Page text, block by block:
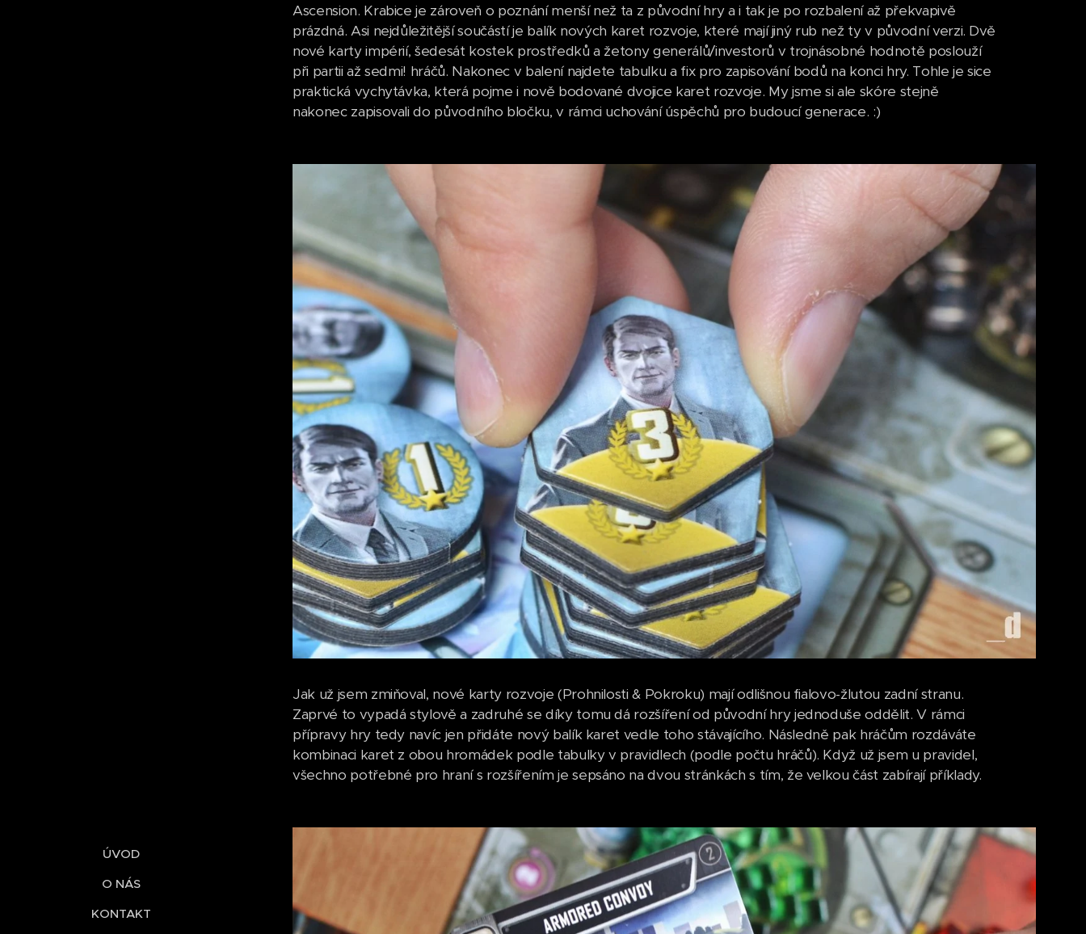
ÚVOD
O NÁS
KONTAKT
Ascension. Krabice je zároveň o poznání menší než ta z původní hry a i tak je po rozbalení až překvapivě
prázdná. Asi nejdůležitější součástí je balík nových karet rozvoje, které mají jiný rub než ty v původní verzi. Dvě
nové karty impérií, šedesát kostek prostředků a žetony generálů/investorů v trojnásobné hodnotě poslouží
při partii až sedmi! hráčů. Nakonec v balení najdete tabulku a fix pro zapisování bodů na konci hry. Tohle je sice
praktická vychytávka, která pojme i nově bodované dvojice karet rozvoje. My jsme si ale skóre stejně
nakonec zapisovali do původního bločku, v rámci uchování úspěchů pro budoucí generace. :)
Jak už jsem zmiňoval, nové karty rozvoje (Prohnilosti & Pokroku) mají odlišnou fialovo-žlutou zadní stranu.
Zaprvé to vypadá stylově a zadruhé se díky tomu dá rozšíření od původní hry jednoduše oddělit. V rámci
přípravy hry tedy navíc jen přidáte nový balík karet vedle toho stávajícího. Následně pak hráčům rozdáváte
kombinaci karet z obou hromádek podle tabulky v pravidlech (podle počtu hráčů). Když už jsem u pravidel,
všechno potřebné pro hraní s rozšířením je sepsáno na dvou stránkách s tím, že velkou část zabírají příklady.